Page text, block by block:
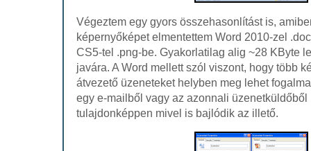
Végeztem egy gyors összehasonlítást is,
képernyőképet elmentettem Word 2010-zel
CS5-tel .png-be. Gyakorlatilag alig ~28 KByte
javára. A Word mellett szól viszont, hogy több
átvezető üzeneteket helyben meg lehet
egy e-mailből vagy az azonnali üzenetküldőből
tulajdonképpen mivel is bajlódik az illető.